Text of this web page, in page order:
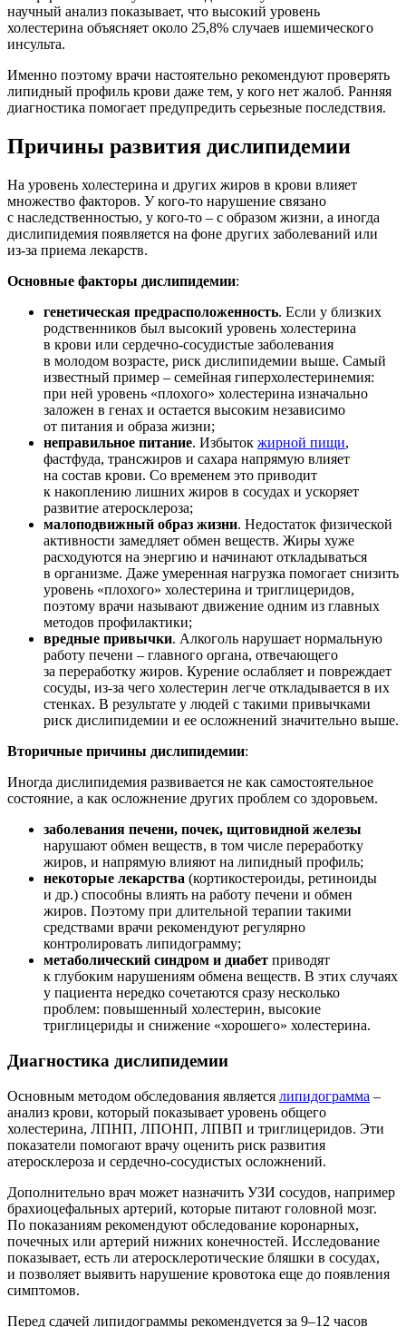
научный анализ показывает, что высокий уровень
холестерина объясняет около 25,8% случаев ишемического
инсульта.
Именно поэтому врачи настоятельно рекомендуют проверять
липидный профиль крови даже тем, у кого нет жалоб. Ранняя
диагностика помогает предупредить серьезные последствия.
Причины развития дислипидемии
На уровень холестерина и других жиров в крови влияет
множество факторов. У кого-то нарушение связано
с наследственностью, у кого-то – с образом жизни, а иногда
дислипидемия появляется на фоне других заболеваний или
из-за приема лекарств.
Основные факторы дислипидемии:
генетическая предрасположенность. Если у близких
родственников был высокий уровень холестерина
в крови или сердечно-сосудистые заболевания
в молодом возрасте, риск дислипидемии выше. Самый
известный пример – семейная гиперхолестеринемия:
при ней уровень «плохого» холестерина изначально
заложен в генах и остается высоким независимо
от питания и образа жизни;
неправильное питание. Избыток жирной пищи,
фастфуда, трансжиров и сахара напрямую влияет
на состав крови. Со временем это приводит
к накоплению лишних жиров в сосудах и ускоряет
развитие атеросклероза;
малоподвижный образ жизни. Недостаток физической
активности замедляет обмен веществ. Жиры хуже
расходуются на энергию и начинают откладываться
в организме. Даже умеренная нагрузка помогает снизить
уровень «плохого» холестерина и триглицеридов,
поэтому врачи называют движение одним из главных
методов профилактики;
вредные привычки. Алкоголь нарушает нормальную
работу печени – главного органа, отвечающего
за переработку жиров. Курение ослабляет и повреждает
сосуды, из-за чего холестерин легче откладывается в их
стенках. В результате у людей с такими привычками
риск дислипидемии и ее осложнений значительно выше.
Вторичные причины дислипидемии:
Иногда дислипидемия развивается не как самостоятельное
состояние, а как осложнение других проблем со здоровьем.
заболевания печени, почек, щитовидной железы
нарушают обмен веществ, в том числе переработку
жиров, и напрямую влияют на липидный профиль;
некоторые лекарства (кортикостероиды, ретиноиды
и др.) способны влиять на работу печени и обмен
жиров. Поэтому при длительной терапии такими
средствами врачи рекомендуют регулярно
контролировать липидограмму;
метаболический синдром и диабет приводят
к глубоким нарушениям обмена веществ. В этих случаях
у пациента нередко сочетаются сразу несколько
проблем: повышенный холестерин, высокие
триглицериды и снижение «хорошего» холестерина.
Диагностика дислипидемии
Основным методом обследования является липидограмма –
анализ крови, который показывает уровень общего
холестерина, ЛПНП, ЛПОНП, ЛПВП и триглицеридов. Эти
показатели помогают врачу оценить риск развития
атеросклероза и сердечно-сосудистых осложнений.
Дополнительно врач может назначить УЗИ сосудов, например
брахиоцефальных артерий, которые питают головной мозг.
По показаниям рекомендуют обследование коронарных,
почечных или артерий нижних конечностей. Исследование
показывает, есть ли атеросклеротические бляшки в сосудах,
и позволяет выявить нарушение кровотока еще до появления
симптомов.
Перед сдачей липидограммы рекомендуется за 9–12 часов